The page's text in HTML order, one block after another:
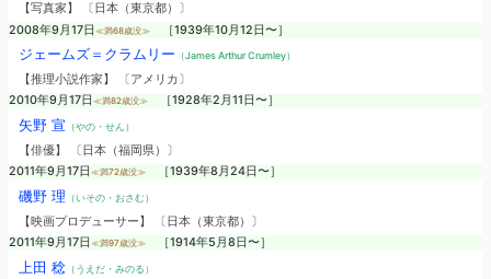
【写真家】 〔日本（東京都）〕
2008年9月17日 ≪満68歳没≫ ［1939年10月12日〜］
ジェームズ＝クラムリー （James Arthur Crumley）
【推理小説作家】 〔アメリカ〕
2010年9月17日 ≪満82歳没≫ ［1928年2月11日〜］
矢野 宣 （やの・せん）
【俳優】 〔日本（福岡県）〕
2011年9月17日 ≪満72歳没≫ ［1939年8月24日〜］
磯野 理 （いその・おさむ）
【映画プロデューサー】 〔日本（東京都）〕
2011年9月17日 ≪満97歳没≫ ［1914年5月8日〜］
上田 稔（うえだ・みのる）